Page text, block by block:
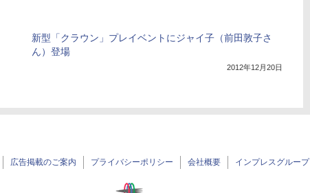
新型「クラウン」プレイベントにジャイ子（前田敦子さ
ん）登場
2012年12月20日
広告掲載のご案内 プライバシーポリシー 会社概要 インプレスグループ